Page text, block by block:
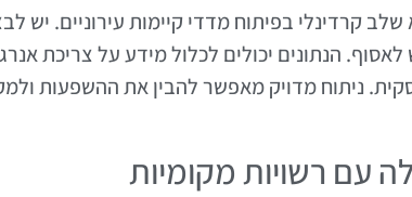
שלב קרדינלי בפיתוח מדדי קיימות עירוניים. יש
לאסוף. הנתונים יכולים לכלול מידע על צריכת
ניתוח מדויק מאפשר להבין את ההשפעות
עם רשויות מקומיות